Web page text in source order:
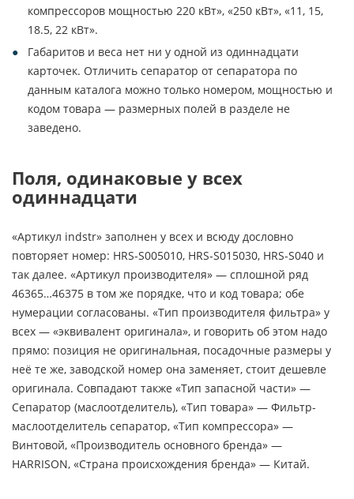
компрессоров мощностью 220 кВт», «250 кВт», «11, 15,
18.5, 22 кВт».
Габаритов и веса нет ни у одной из одиннадцати
карточек. Отличить сепаратор от сепаратора по
данным каталога можно только номером, мощностью и
кодом товара — размерных полей в разделе не
заведено.
Поля, одинаковые у всех
одиннадцати
«Артикул indstr» заполнен у всех и всюду дословно
повторяет номер: HRS-S005010, HRS-S015030, HRS-S040 и
так далее. «Артикул производителя» — сплошной ряд
46365…46375 в том же порядке, что и код товара; обе
нумерации согласованы. «Тип производителя фильтра» у
всех — «эквивалент оригинала», и говорить об этом надо
прямо: позиция не оригинальная, посадочные размеры у
неё те же, заводской номер она заменяет, стоит дешевле
оригинала. Совпадают также «Тип запасной части» —
Сепаратор (маслоотделитель), «Тип товара» — Фильтр-
маслоотделитель сепаратор, «Тип компрессора» —
Винтовой, «Производитель основного бренда» —
HARRISON, «Страна происхождения бренда» — Китай.